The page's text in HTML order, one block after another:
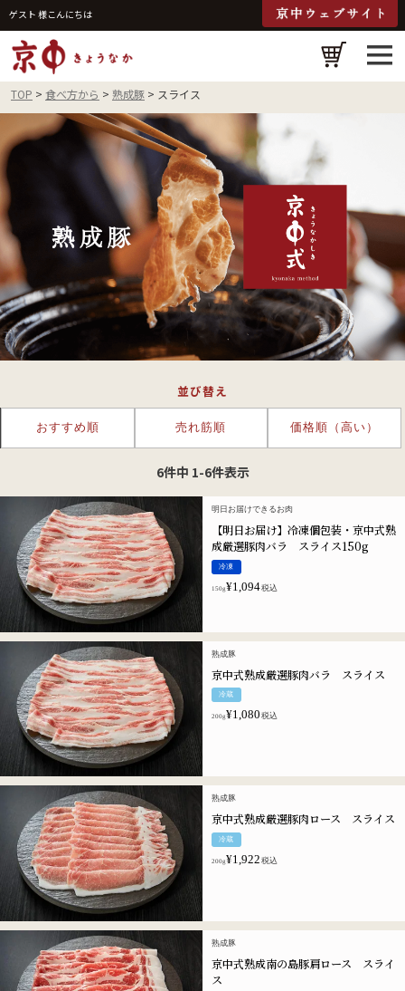
ゲスト 様こんにちは
TOP 食べ方から 熟成豚 スライス
並び替え
おすすめ順 売れ筋順 価格順（高い）
6件中 1-6件表示
明日お届けできるお肉
【明日お届け】冷凍個包装・京中式熟
成厳選豚肉バラ スライス150g
冷凍
150g¥1,094税込
熟成豚
京中式熟成厳選豚肉バラ スライス
冷蔵
200g¥1,080 税込
熟成豚
京中式熟成厳選豚肉ロース スライス
冷蔵
200g¥1,922 税込
熟成豚
京中式熟成南の島豚肩ロース スライ
ス